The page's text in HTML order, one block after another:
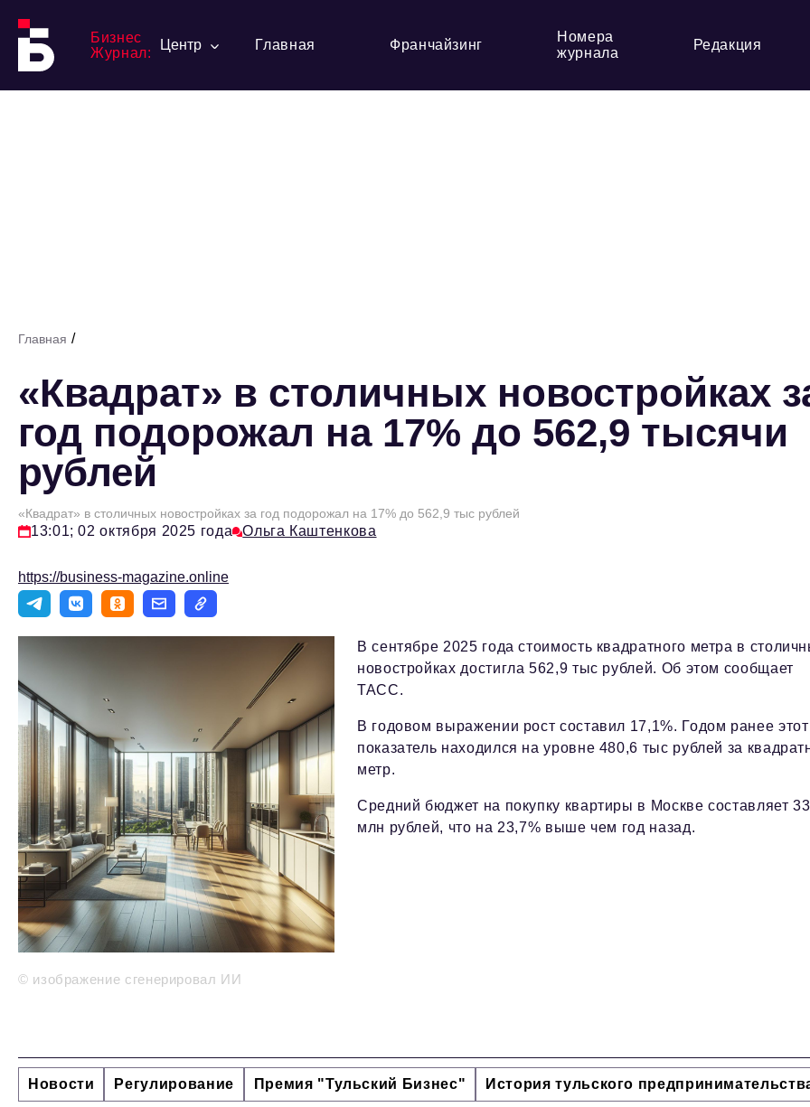
Бизнес
Журнал:
Центр Главная Франчайзинг
Номера
журнала
Редакция
Главная /
«Квадрат» в столичных новостройках
год подорожал на 17% до 562,9 тысячи
рублей
«Квадрат» в столичных новостройках за год подорожал на 17% до 562,9 тыс рублей
13:01; 02 октября 2025 года Ольга Каштенкова
https://business-magazine.online
© изображение сгенерировал ИИ
В сентябре 2025 года стоимость квадратного метра в
новостройках достигла 562,9 тыс рублей. Об этом сообщает
ТАСС.
В годовом выражении рост составил 17,1%. Годом ранее этот
показатель находился на уровне 480,6 тыс рублей за
метр.
Средний бюджет на покупку квартиры в Москве составляет
млн рублей, что на 23,7% выше чем год назад.
Новости Регулирование Премия "Тульский Бизнес" История тульского